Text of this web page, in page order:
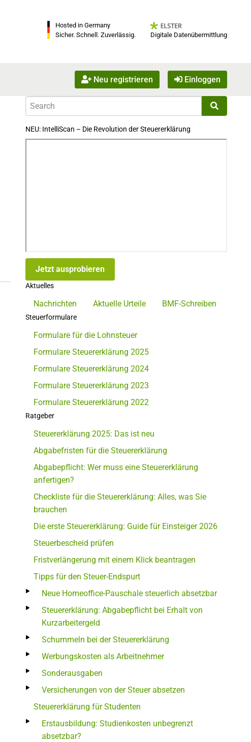
Hosted in Germany
Sicher. Schnell. Zuverlässig.
Digitale Datenübermittlung
Neu registrieren Einloggen
NEU: IntelliScan – Die Revolution der Steuererklärung
Jetzt ausprobieren
Aktuelles
Nachrichten Aktuelle Urteile BMF-Schreiben
Steuerformulare
Formulare für die Lohnsteuer
Formulare Steuererklärung 2025
Formulare Steuererklärung 2024
Formulare Steuererklärung 2023
Formulare Steuererklärung 2022
Ratgeber
Steuererklärung 2025: Das ist neu
Abgabefristen für die Steuererklärung
Abgabepflicht: Wer muss eine Steuererklärung
anfertigen?
Checkliste für die Steuererklärung: Alles, was Sie
brauchen
Die erste Steuererklärung: Guide für Einsteiger 2026
Steuerbescheid prüfen
Fristverlängerung mit einem Klick beantragen
Tipps für den Steuer-Endspurt
Neue Homeoffice-Pauschale steuerlich absetzbar
Steuererklärung: Abgabepflicht bei Erhalt von
Kurzarbeitergeld
Schummeln bei der Steuererklärung
Werbungskosten als Arbeitnehmer
Sonderausgaben
Versicherungen von der Steuer absetzen
Steuererklärung für Studenten
Erstausbildung: Studienkosten unbegrenzt
absetzbar?